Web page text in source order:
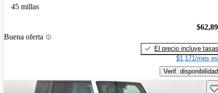
45 millas
Buena oferta
El precio incluye tasas
$1,171/mes
Verif. disponibilidad